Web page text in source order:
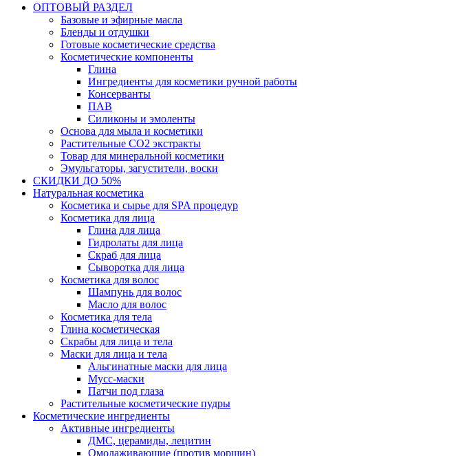
ОПТОВЫЙ РАЗДЕЛ
Базовые и эфирные масла
Бленды и отдушки
Готовые косметические средства
Косметические компоненты
Глина
Ингредиенты для косметики ручной работы
Консерванты
ПАВ
Силиконы и эмоленты
Основа для мыла и косметики
Растительные СО2 экстракты
Товар для минеральной косметики
Эмульгаторы, загустители, воски
СКИДКИ ДО 50%
Натуральная косметика
Косметика и сырье для SPA процедур
Косметика для лица
Глина для лица
Гидролаты для лица
Скраб для лица
Сыворотка для лица
Косметика для волос
Шампунь для волос
Масло для волос
Косметика для тела
Глина косметическая
Скрабы для лица и тела
Маски для лица и тела
Альгинатные маски для лица
Мусс-маски
Патчи под глаза
Растительные косметические пудры
Косметические ингредиенты
Активные ингредиенты
ДМС, церамиды, лецитин
Омолаживающие (против морщин)